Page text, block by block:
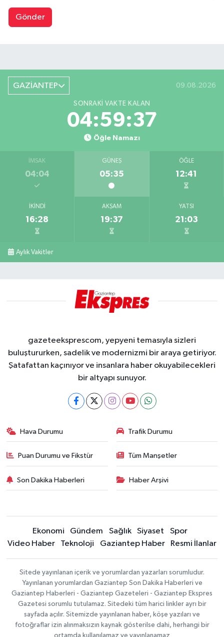
Gönder
GAZİANTEP 09.08.2026
SONRAKI VAKTE KALAN
04:59:36
Öğle Namazı
İMSAK
04:04
GÜNEŞ
05:35
ÖĞLE
12:41
İKINDI
16:28
AKŞAM
19:37
YATSI
21:03
Aylık Vakitler
gazeteeksprescom, yepyeni temasıyla sizleri
buluştururken, sadelik ve modernizmi bir araya getiriyor.
Şatafattan kaçınıyor ve insanlara haber okuyabilecekleri
bir altyapı sunuyor.
Hava Durumu Trafik Durumu
Puan Durumu ve Fikstür Tüm Manşetler
Son Dakika Haberleri Haber Arşivi
Ekonomi Gündem Sağlık Siyaset
Spor
Video Haber
Teknoloji Gaziantep Haber Resmi İlanlar
Sitede yayınlanan içerik ve yorumlardan yazarları sorumludur.
Yayınlanan yorumlardan Gaziantep Son Dakika Haberleri ve
Gaziantep Haberleri - Gaziantep Gazeteleri - Gaziantep Ekspres
Gazetesi sorumlu tutulamaz. Sitedeki tüm harici linkler ayrı bir
sayfada açılır. Sitemizde yayınlanan haber, köşe yazıları ve
fotoğraflar izin alınmaksızın kaynak gösterilse dahi, herhangi bir
ortamda kullanılamaz ve yayınlanamaz